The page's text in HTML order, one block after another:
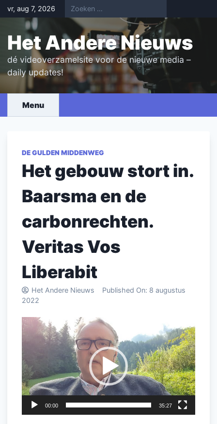
Skip
to
content
vr, aug 7, 2026
Het Andere Nieuws
dé videoverzamelsite voor de nieuwe media –
daily updates!
Menu
DE GULDEN MIDDENWEG
Het gebouw stort in.
Baarsma en de
carbonrechten.
Veritas Vos
Liberabit
Het Andere Nieuws Published On: 8 augustus
2022
Videospeler
00:00 35:27